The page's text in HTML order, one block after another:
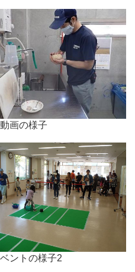
画の様子
ントの様子2